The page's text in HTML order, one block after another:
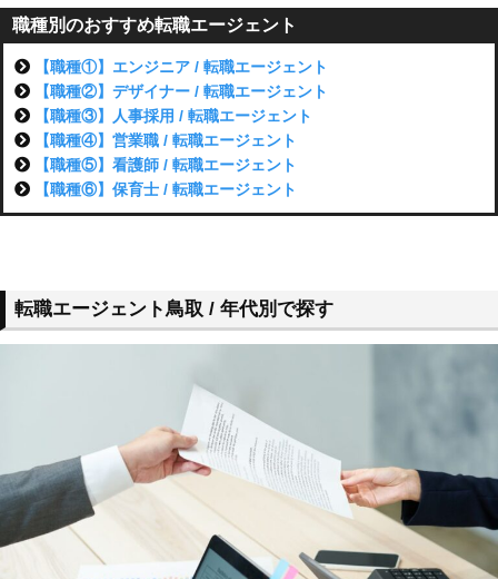
職種別のおすすめ転職エージェント
【職種①】エンジニア / 転職エージェント
【職種②】デザイナー / 転職エージェント
【職種③】人事採用 / 転職エージェント
【職種④】営業職 / 転職エージェント
【職種⑤】看護師 / 転職エージェント
【職種⑥】保育士 / 転職エージェント
転職エージェント鳥取 / 年代別で探す